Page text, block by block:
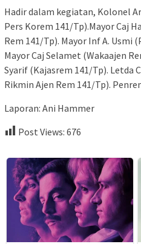
Hadir dalam kegiatan, Kolonel
Pers Korem 141/Tp).Mayor Caj
Rem 141/Tp). Mayor Inf A. Usmi
Mayor Caj Selamet (Wakaajen
Syarif (Kajasrem 141/Tp). Letda
Rikmin Ajen Rem 141/Tp).
Laporan: Ani Hammer
Post Views: 676